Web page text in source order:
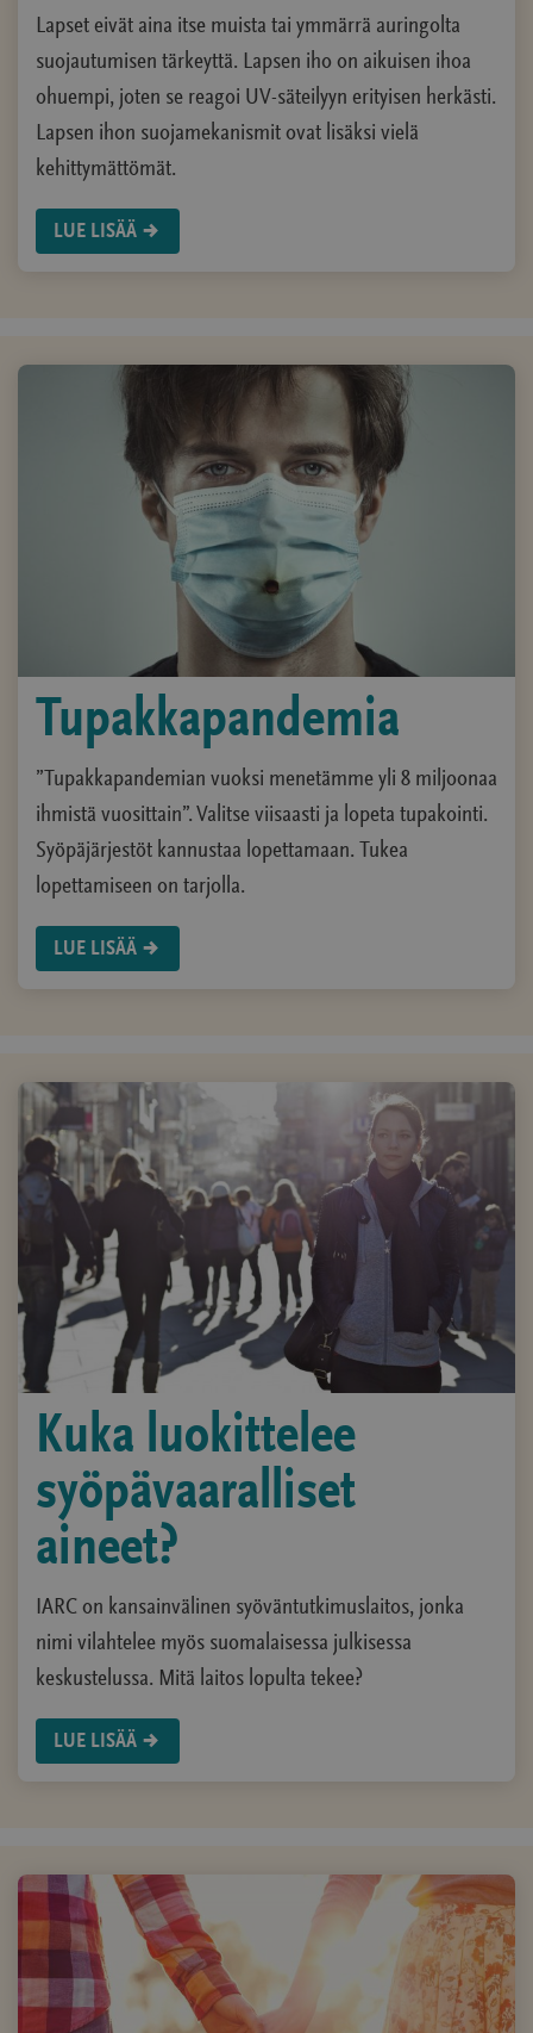
Lapset eivät aina itse muista tai ymmärrä auringolta
suojautumisen tärkeyttä. Lapsen iho on aikuisen ihoa
ohuempi, joten se reagoi UV-säteilyyn erityisen herkästi.
Lapsen ihon suojamekanismit ovat lisäksi vielä
kehittymättömät.
LUE LISÄÄ
Tupakkapandemia
”Tupakkapandemian vuoksi menetämme yli 8 miljoonaa
ihmistä vuosittain”. Valitse viisaasti ja lopeta tupakointi.
Syöpäjärjestöt kannustaa lopettamaan. Tukea
lopettamiseen on tarjolla.
LUE LISÄÄ
Kuka luokittelee
syöpävaaralliset
aineet?
IARC on kansainvälinen syöväntutkimuslaitos, jonka
nimi vilahtelee myös suomalaisessa julkisessa
keskustelussa. Mitä laitos lopulta tekee?
LUE LISÄÄ